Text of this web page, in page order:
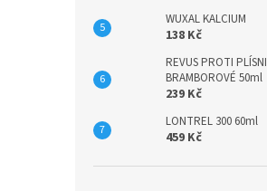
WUXAL KALCIUM
138 Kč
REVUS PROTI PLÍSNI
BRAMBOROVÉ 50ml
239 Kč
LONTREL 300 60ml
459 Kč